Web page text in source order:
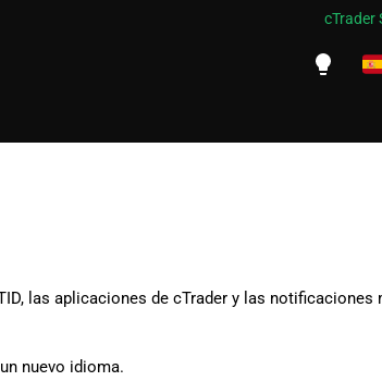
cTrader
las aplicaciones de cTrader y las notificaciones
nuevo idioma.